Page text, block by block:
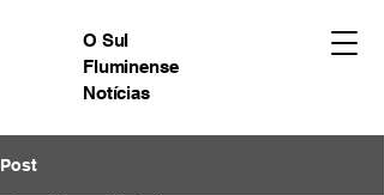
O Sul
Fluminense
Notícias
Post